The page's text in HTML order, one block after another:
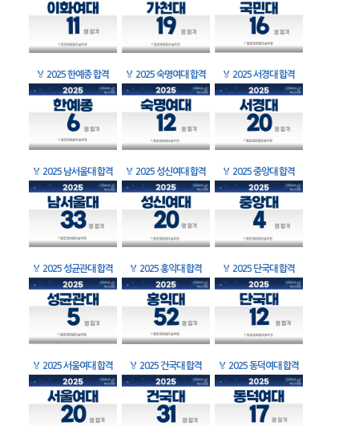
🏅 2025 한예종 합격 🏅 2025 숙명여대 합격 🏅 2025 서경대 합격
🏅 2025 남서울대 합격 🏅 2025 성신여대 합격 🏅 2025 중앙대 합격
🏅 2025 성균관대 합격 🏅 2025 홍익대 합격 🏅 2025 단국대 합격
🏅 2025 서울여대 합격 🏅 2025 건국대 합격 🏅 2025 동덕여대 합격